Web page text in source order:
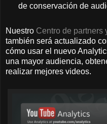
de conservación de
Nuestro Centro de partners
también será actualizado
cómo usar el nuevo
una mayor audiencia,
realizar mejores videos.